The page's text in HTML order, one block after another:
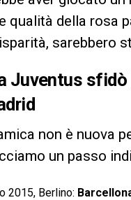
qualità della rosa
sarebbero
Juventus
non è nuova
un passo
2015, Berlino: